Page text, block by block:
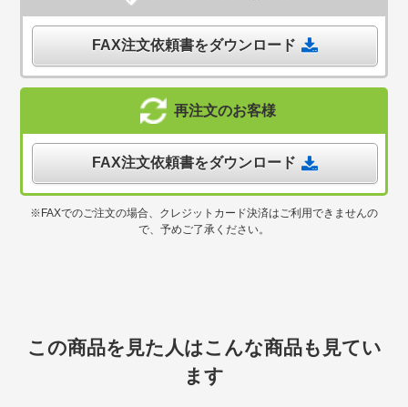
FAX注文依頼書をダウンロード
再注文のお客様
FAX注文依頼書をダウンロード
※FAXでのご注文の場合、クレジットカード決済はご利用できませんの
で、予めご了承ください。
この商品を見た人はこんな商品も見てい
ます